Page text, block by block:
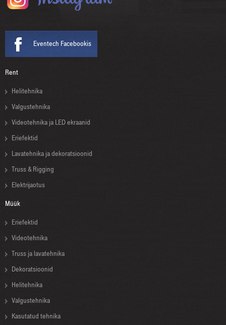
Eventech Facebookis
Rent
Helitehnika
Valgustehnika
Videotehnika ja LED ekraanid
Eriefektid
Lavatehnika ja dekoratsioonid
Truss & Rigging
Elektrijaotus
Müük
Eriefektid
Videotehnika
Truss ja lavatehnika
Dekoratsioonid
Helitehnika
Valgustehnika
Kasutatud tehnika